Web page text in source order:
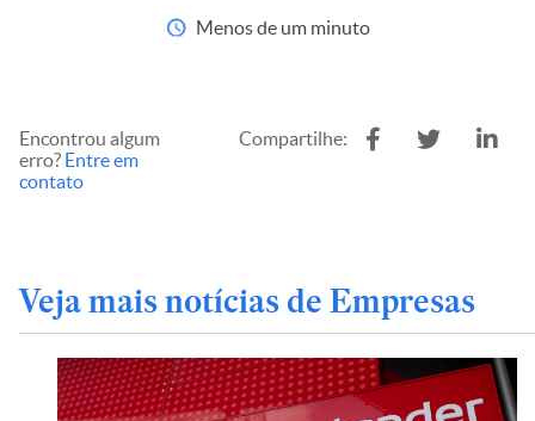
Menos de um minuto
Encontrou algum
erro? Entre em
contato
Compartilhe:
Veja mais notícias de Empresas